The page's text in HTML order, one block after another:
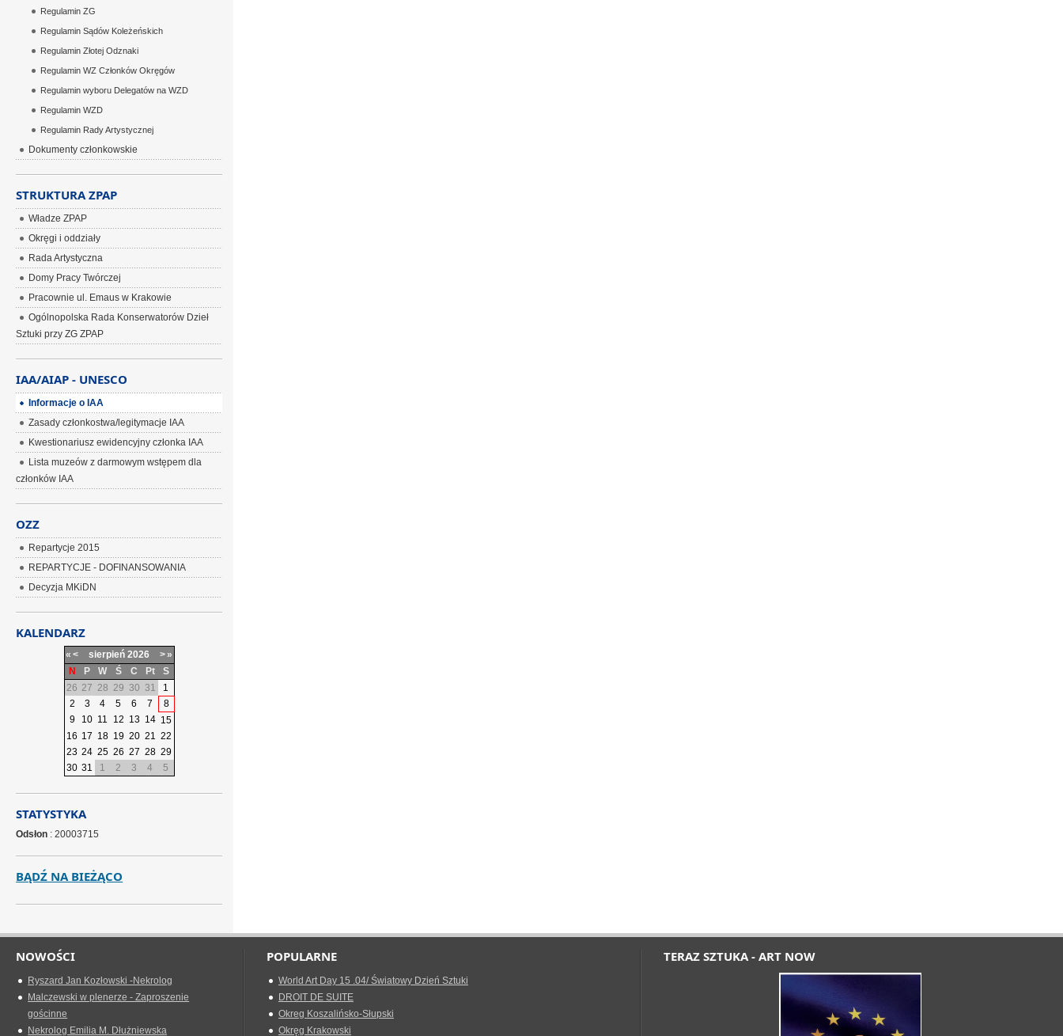
Regulamin ZG
Regulamin Sądów Koleżeńskich
Regulamin Złotej Odznaki
Regulamin WZ Członków Okręgów
Regulamin wyboru Delegatów na WZD
Regulamin WZD
Regulamin Rady Artystycznej
Dokumenty członkowskie
STRUKTURA ZPAP
Władze ZPAP
Okręgi i oddziały
Rada Artystyczna
Domy Pracy Twórczej
Pracownie ul. Emaus w Krakowie
Ogólnopolska Rada Konserwatorów Dzieł
Sztuki przy ZG ZPAP
IAA/AIAP - UNESCO
Informacje o IAA
Zasady członkostwa/legitymacje IAA
Kwestionariusz ewidencyjny członka IAA
Lista muzeów z darmowym wstępem dla
członków IAA
OZZ
Repartycje 2015
REPARTYCJE - DOFINANSOWANIA
Decyzja MKiDN
KALENDARZ
« < sierpień 2026 >»
N
P W Ś C Pt
S
26 27 28 29 30 31
1
2
3 4 5 6 7
8
9
10 11 12 13 14 15
16 17 18 19 20 21 22
23 24 25 26 27 28 29
30 31 1 2 3 4 5
STATYSTYKA
Odsłon : 20003715
BĄDŹ NA BIEŻĄCO
NOWOŚCI
Ryszard Jan Kozłowski -Nekrolog
Malczewski w plenerze - Zaproszenie
gościnne
Nekrolog Emilia M. Dłużniewska
POPULARNE
World Art Day 15 .04/ Światowy Dzień Sztuki
DROIT DE SUITE
Okreg Koszalińsko-Słupski
Okręg Krakowski
TERAZ SZTUKA - ART NOW